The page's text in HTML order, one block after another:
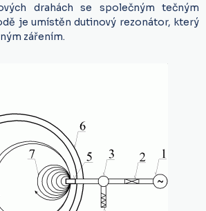
drahách se společným tečným
je umístěn dutinový rezonátor, který
zářením.